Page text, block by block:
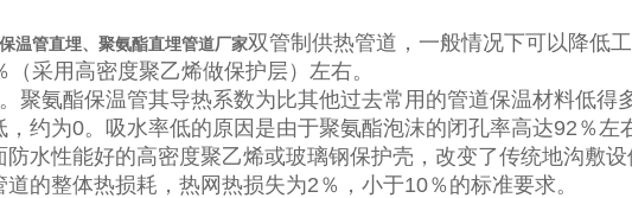
温管直埋、聚氨酯直埋管道厂家双管制供热管道，一般情况下可以降低
采用高密度聚乙烯做保护层）左右。
聚氨酯保温管其导热系数为比其他过去常用的管道保温材料低得
约为0。吸水率低的原因是由于聚氨酯泡沫的闭孔率高达92％左
水性能好的高密度聚乙烯或玻璃钢保护壳，改变了传统地沟敷设
的整体热损耗，热网热损失为2％，小于10％的标准要求。